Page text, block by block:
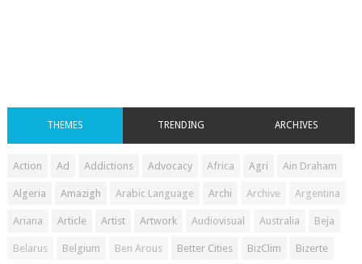
THEMES TRENDING ARCHIVES
Action Ad Addictions Advocacy Africa Agri Ain Draham
Algeria Amazigh Arabic Language Archi Archive Argentina
Ariana Article Artist Artwork Audiovisual Australia Beja
Belarus Belgium Ben Arous Better Cities BizClim Bizerte